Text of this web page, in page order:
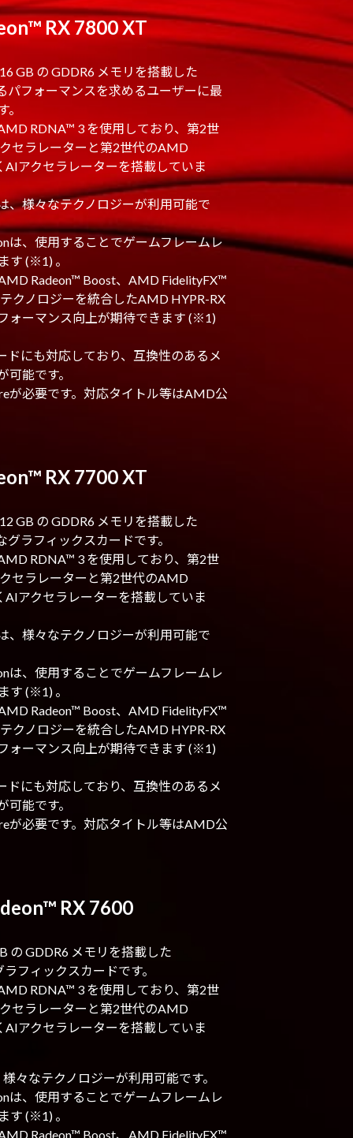
RX 7800 XT
GB の GDDR6 メモリを搭載した
フォーマンスを求めるユーザーに最
RDNA™ 3 を使用しており、第2世
セラレーターと第2世代のAMD
アクセラレーターを搭載していま
、様々なテクノロジーが利用可能で
は、使用することでゲームフレームレ
す (※1) 。
Radeon™ Boost、AMD FidelityFX™
クノロジーを統合したAMD HYPR-RX
ォーマンス向上が期待できます (※1)
ドにも対応しており、互換性のあるメ
能です。
必要です。対応タイトル等はAMD公
RX 7700 XT
GB の GDDR6 メモリを搭載した
ラフィックスカードです。
RDNA™ 3 を使用しており、第2世
セラレーターと第2世代のAMD
アクセラレーターを搭載していま
、様々なテクノロジーが利用可能で
は、使用することでゲームフレームレ
す (※1) 。
Radeon™ Boost、AMD FidelityFX™
クノロジーを統合したAMD HYPR-RX
ォーマンス向上が期待できます (※1)
ドにも対応しており、互換性のあるメ
能です。
必要です。対応タイトル等はAMD公
RX 7600
の GDDR6 メモリを搭載した
フィックスカードです。
RDNA™ 3 を使用しており、第2世
セラレーターと第2世代のAMD
アクセラレーターを搭載していま
々なテクノロジーが利用可能です。
は、使用することでゲームフレームレ
す (※1) 。
Radeon™ Boost、AMD FidelityFX™